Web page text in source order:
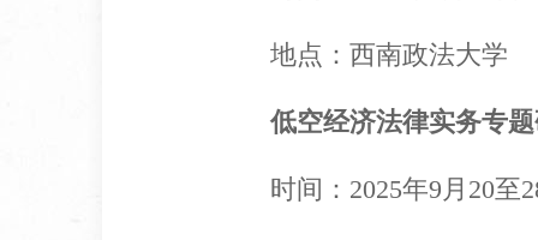
地点：西南政法大学
低空经济法律实务专
时间：2025年9月20至